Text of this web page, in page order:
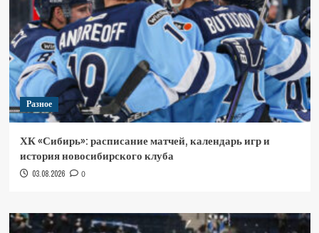
Разное
ХК «Сибирь»: расписание матчей, календарь игр и
история новосибирского клуба
03.08.2026 0